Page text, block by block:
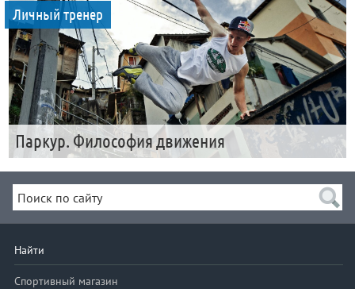
Личный тренер
Паркур. Философия движения
Найти
Спортивный магазин